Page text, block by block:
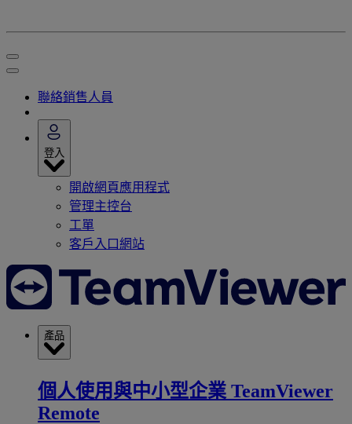
聯絡銷售人員
登入
開啟網頁應用程式
管理主控台
工單
客戶入口網站
產品
個人使用與中小型企業 TeamViewer
Remote